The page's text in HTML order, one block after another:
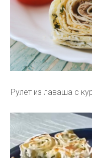
Рулет из лаваша с